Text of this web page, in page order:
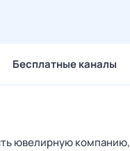
Бесплатные каналы
ювелирную